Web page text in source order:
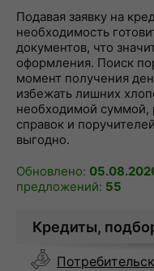
Подавая заявку на
необходимость
документов, что
оформления. Поиск
момент получения
избежать лишних
необходимой суммой,
справок и
выгодно.
Обновлено:
предложений: 55
Кредиты,